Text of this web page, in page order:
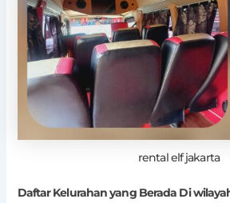
rental elf jakarta
Daftar Kelurahan yang Berada Di